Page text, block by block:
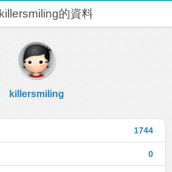
killersmiling的資料
killersmiling
1744
0